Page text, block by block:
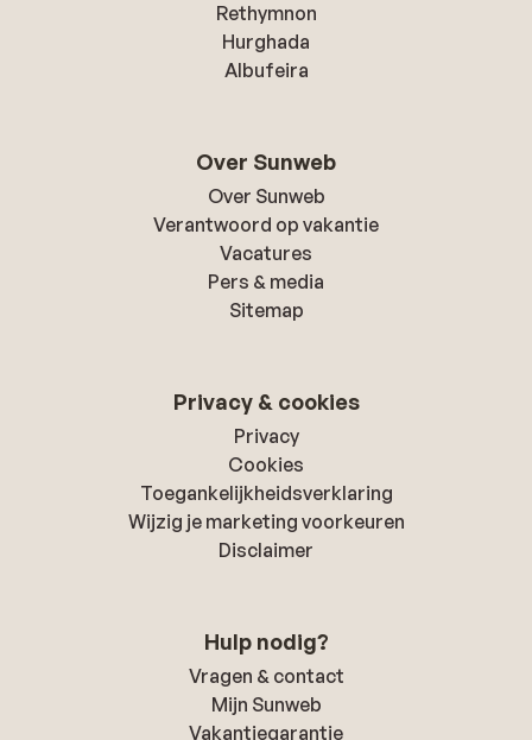
Rethymnon
Hurghada
Albufeira
Over Sunweb
Over Sunweb
Verantwoord op vakantie
Vacatures
Pers & media
Sitemap
Privacy & cookies
Privacy
Cookies
Toegankelijkheidsverklaring
Wijzig je marketing voorkeuren
Disclaimer
Hulp nodig?
Vragen & contact
Mijn Sunweb
Vakantiegarantie